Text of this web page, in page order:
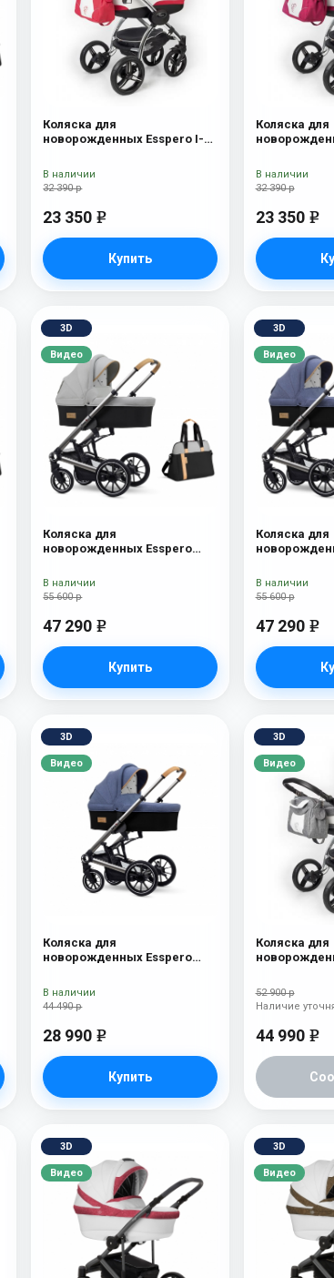
Коляска для
новорожденных Esspero I-
Lux
32 390 р
23 350 e
Купить
В наличии
Коляска для
Borduex
32 390 р
23 350 e
В наличии
3D
Видео
Коляска для
новорожденных Esspero
55 600 р
47 290 e
Купить
В наличии
3D
Видео
Коляска для
55 600 р
47 290 e
В наличии
3D
Видео
Коляска для
новорожденных Esspero
44 490 р
28 990 e
Купить
В наличии
3D
Видео
Коляска для
52 900 р
44 990 e
Наличие
3D
Видео
3D
Видео